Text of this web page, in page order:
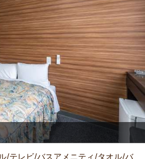
/テレビ/バスアメニティ/タオル/バ